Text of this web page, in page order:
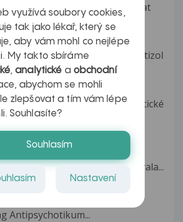
dotaz,zda je možné kombinovat
se současným...
Vas chci se zeptat uzivam Entizol
a jednu...
předepsané léky od mojí praktické
znát...
byla před 3 týdny
se zánětem osrdečníku. Stěžovala...
bych se zeptat zda mohu brát
Antipsychotikum...
využívá soubory cookies,
tak jako lékař, který se
aby vám mohl co nejlépe
My takto sbíráme
,analytické a obchodní
abychom se mohli
zlepšovat a tím vám lépe
Souhlasíte?
Souhlasím
Nastavení